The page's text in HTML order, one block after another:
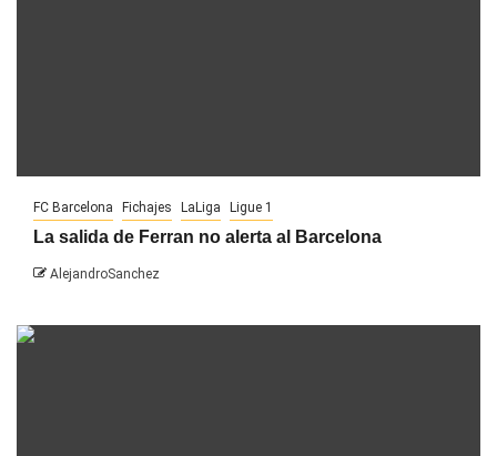
FC Barcelona Fichajes LaLiga Ligue 1
La salida de Ferran no alerta al Barcelona
AlejandroSanchez